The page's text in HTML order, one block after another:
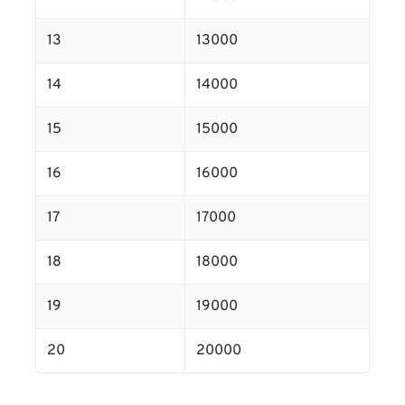
13 13000
14 14000
15 15000
16 16000
17 17000
18 18000
19 19000
20 20000